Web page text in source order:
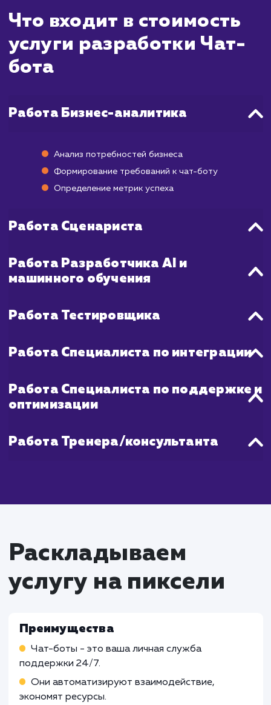
включает несколько этапов и потребует от
времени на тщательное
проектирование,
завершения проекта проходит от 2
Первый этап - понимание потребностей
бизнеса и определение
идет этап разработки, включающий в
может занять от 1 до 3 недель. Последний
- это тестирование и отладка,
Важно понимать, что точные сроки
сложности и объема задач, а также от
связи со стороны клиента. Мы
установленные сроки и постоянно держим
Что входит в стоимость
услуги разработки
Работа Бизнес-аналитика